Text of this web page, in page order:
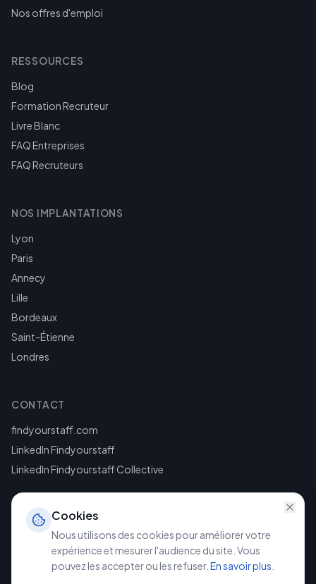
Nos offres d'emploi
RESSOURCES
Blog
Formation Recruteur
Livre Blanc
FAQ Entreprises
FAQ Recruteurs
NOS IMPLANTATIONS
Lyon
Paris
Annecy
Lille
Bordeaux
Saint-Étienne
Londres
CONTACT
findyourstaff.com
LinkedIn Findyourstaff
LinkedIn Findyourstaff Collective
©2026Findyourstaff. Tous droits réservés.
Cookies
Nous utilisons des cookies pour améliorer votre
expérience et mesurer l'audience du site. Vous
pouvez les accepter ou les refuser. En savoir plus